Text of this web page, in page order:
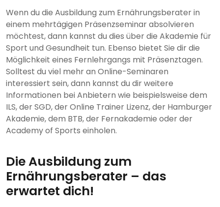
Wenn du die Ausbildung zum Ernährungsberater in
einem mehrtägigen Präsenzseminar absolvieren
möchtest, dann kannst du dies über die Akademie für
Sport und Gesundheit tun. Ebenso bietet Sie dir die
Möglichkeit eines Fernlehrgangs mit Präsenztagen.
Solltest du viel mehr an Online-Seminaren
interessiert sein, dann kannst du dir weitere
Informationen bei Anbietern wie beispielsweise dem
ILS, der SGD, der Online Trainer Lizenz, der Hamburger
Akademie, dem BTB, der Fernakademie oder der
Academy of Sports einholen.
Die Ausbildung zum
Ernährungsberater – das
erwartet dich!